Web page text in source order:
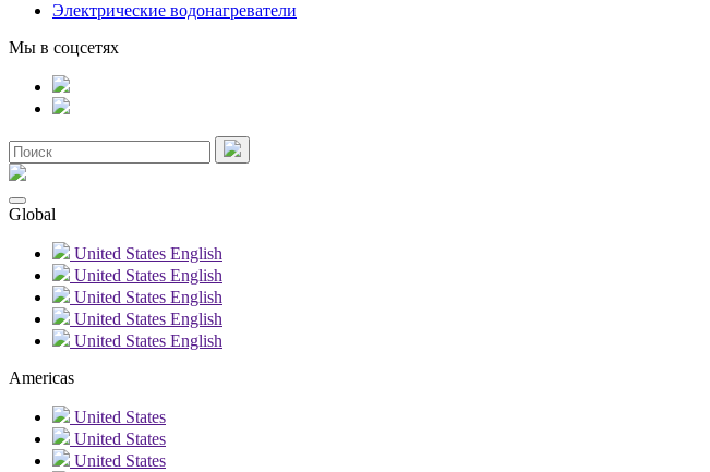
Электрические водонагреватели
Мы в соцсетях
Global
United States English
United States English
United States English
United States English
United States English
Americas
United States
United States
United States